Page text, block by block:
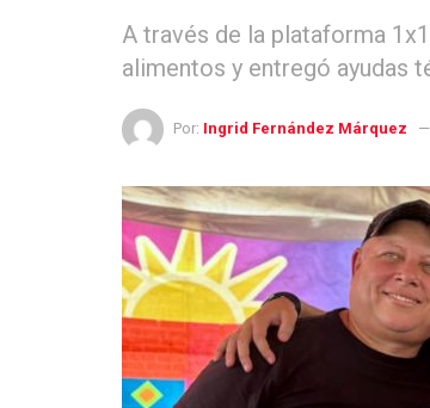
A través de la plataforma
alimentos y entregó ayudas
Por: Ingrid Fernández Márquez